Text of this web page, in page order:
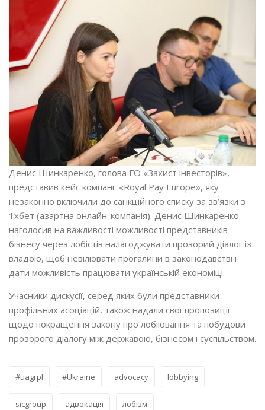
Денис Шинкаренко, голова ГО «Захист інвесторів»,
представив кейс компанії «Royal Pay Europe», яку
незаконно включили до санкційного списку за зв’язки з
1хбет (азартна онлайн-компанія). Денис Шинкаренко
наголосив на важливості можливості представників
бізнесу через лобістів налагоджувати прозорий діалог із
владою, щоб невілювати прогалини в законодавстві і
дати можливість працювати українській економіці.
Учасники дискусії, серед яких були представники
профільних асоціацій, також надали свої пропозиції
щодо покращення закону про лобіювання та побудови
прозорого діалогу між державою, бізнесом і суспільством.
#uagrpl #Ukraine advocacy lobbying
sicgroup адвокація лобізм